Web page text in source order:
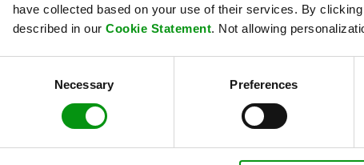
have collected based on your use of their services. By
described in our Cookie Statement. Not allowing
Necessary Preferences
af dit IT-miljø samt hvordan vi sikrer en
rådgivning.